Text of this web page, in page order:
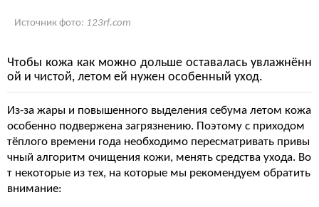
Источник фото: 123rf.com
Чтобы кожа как можно дольше оставалась увлажнённ
ой и чистой, летом ей нужен особенный уход.
Из-за жары и повышенного выделения себума летом кожа
особенно подвержена загрязнению. Поэтому с приходом
тёплого времени года необходимо пересматривать привы
чный алгоритм очищения кожи, менять средства ухода. Во
т некоторые из тех, на которые мы рекомендуем обратить
внимание: